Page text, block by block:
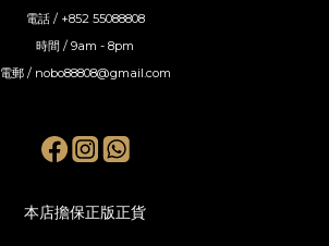
電話 / +852 55088808
時間 / 9am - 8pm
電郵 / nobo88808@gmail.com
本店擔保正版正貨